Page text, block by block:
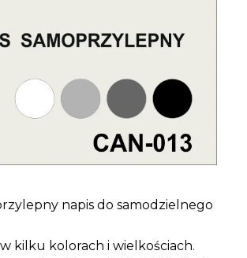
napis do samodzielnego
kilku kolorach i wielkościach.